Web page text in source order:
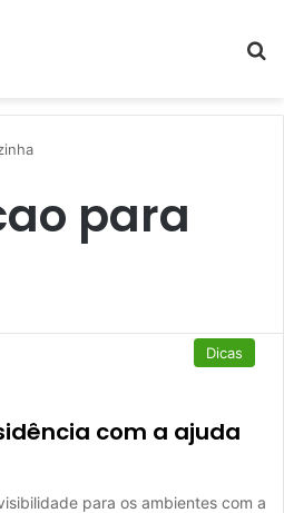
para
Dicas
com a ajuda
para os ambientes com a